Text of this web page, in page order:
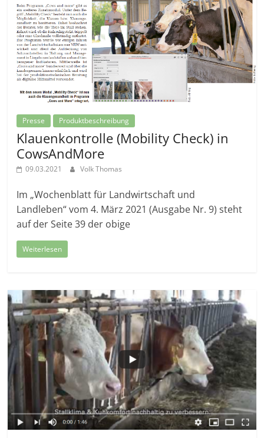
Presse Produktbeschreibung
Klauenkontrolle (Mobility Check) in
CowsAndMore
09.03.2021 Volk Thomas
Im „Wochenblatt für Landwirtschaft und
Landleben“ vom 4. März 2021 (Ausgabe Nr. 9) steht
auf der Seite 39 der obige
Weiterlesen